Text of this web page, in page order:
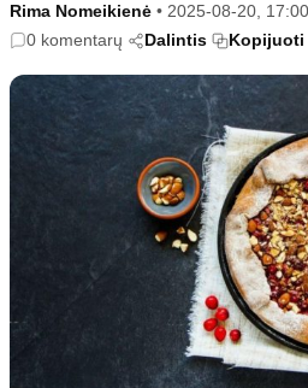
Populiaru
Sodas ir daržas
Sveikata ir grožis
Psichologinė sveikata
Redakcija
Rima Nomeikienė • 2025-08-20, 17:00
0 komentarų
Dalintis Kopijuoti